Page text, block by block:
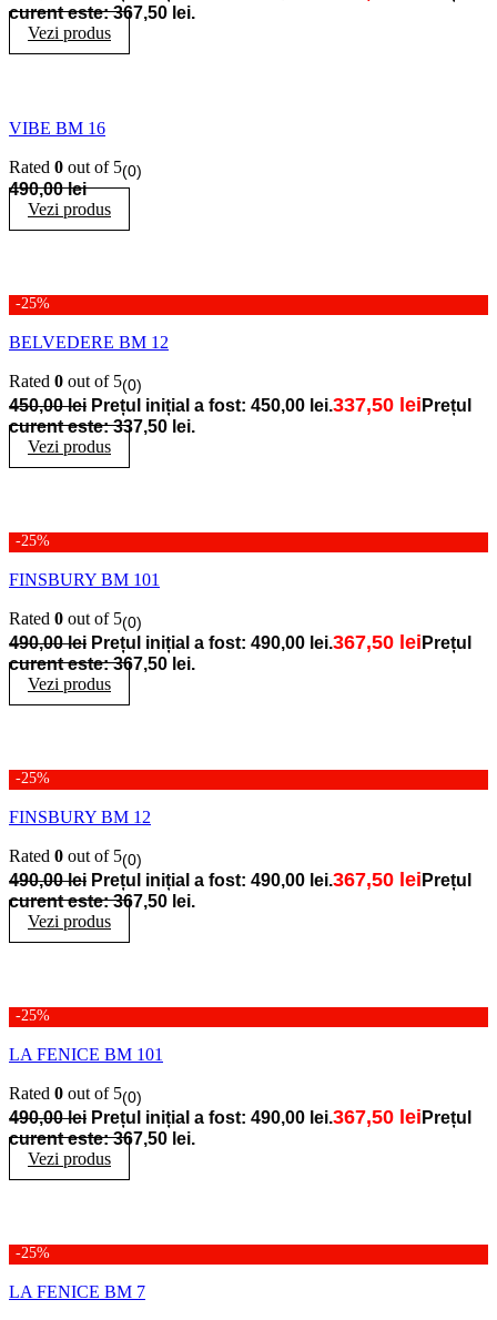
curent este: 367,50 lei.
Vezi produs
VIBE BM 16
Rated 0 out of 5(0)
490,00lei
Vezi produs
-25%
BELVEDERE BM 12
Rated 0 out of 5(0)
450,00lei Prețul inițial a fost: 450,00 lei.337,50 lei Prețul
curent este: 337,50 lei.
Vezi produs
-25%
FINSBURY BM 101
Rated 0 out of 5(0)
490,00lei Prețul inițial a fost: 490,00 lei.367,50 lei Prețul
curent este: 367,50 lei.
Vezi produs
-25%
FINSBURY BM 12
Rated 0 out of 5(0)
490,00lei Prețul inițial a fost: 490,00 lei.367,50 lei Prețul
curent este: 367,50 lei.
Vezi produs
-25%
LA FENICE BM 101
Rated 0 out of 5(0)
490,00lei Prețul inițial a fost: 490,00 lei.367,50 lei Prețul
curent este: 367,50 lei.
Vezi produs
-25%
LA FENICE BM 7